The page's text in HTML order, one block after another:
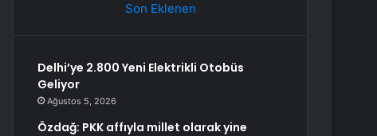
Son Eklenen
Delhi’ye 2.800 Yeni Elektrikli Otobüs
Geliyor
Ağustos 5, 2026
Özdağ: PKK affıyla millet olarak yine